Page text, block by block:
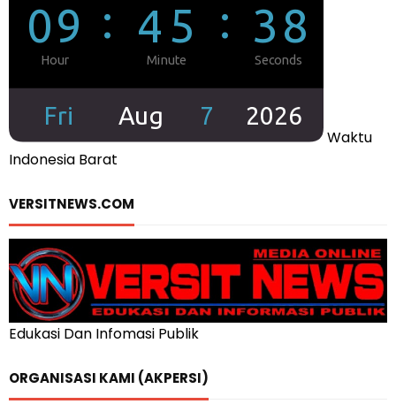
Waktu
Indonesia Barat
VERSITNEWS.COM
Edukasi Dan Infomasi Publik
ORGANISASI KAMI (AKPERSI)